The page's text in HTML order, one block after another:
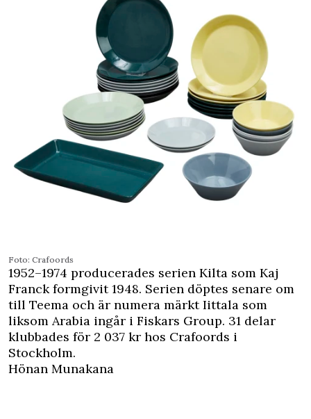
Foto: Crafoords
1952–1974 producerades serien Kilta som Kaj
Franck formgivit 1948. Serien döptes senare om
till Teema och är numera märkt Iittala som
liksom Arabia ingår i Fiskars Group. 31 delar
klubbades för 2 037 kr hos Crafoords i
Stockholm.
Hönan Munakana